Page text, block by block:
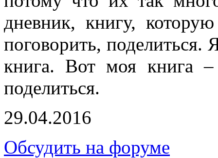
дневник, книгу,
поговорить,
книга. Вот моя книга
поделиться.
29.04.2016
Обсудить на форуме